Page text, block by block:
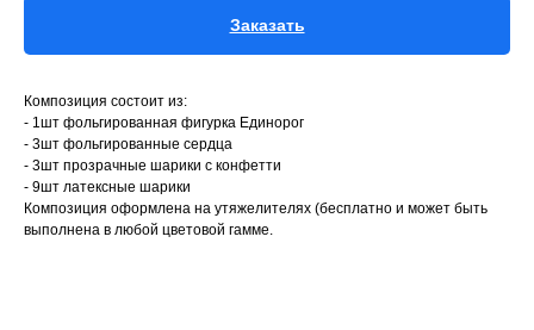
Заказать
Композиция состоит из:
- 1шт фольгированная фигурка Единорог
- 3шт фольгированные сердца
- 3шт прозрачные шарики с конфетти
- 9шт латексные шарики
Композиция оформлена на утяжелителях (бесплатно и может быть
выполнена в любой цветовой гамме.